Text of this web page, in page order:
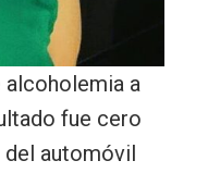
alcoholemia a
fue cero
automóvil